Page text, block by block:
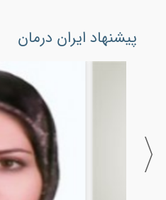
پیشنهاد ایران درمان